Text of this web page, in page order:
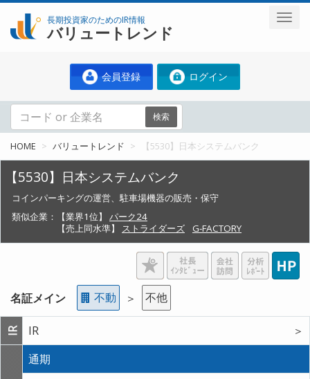
長期投資家のためのIR情報
バリュートレンド
会員登録 ログイン
検索
HOME バリュートレンド 【5530】日本システムバンク
【5530】日本システムバンク
コインパーキングの運営、駐車場機器の販売・保守
類似企業：
【業界1位】
パーク24
【売上同水準】
ストライダーズ G-FACTORY
名証メイン 不動 ＞ 不他
IR IR ＞
通期